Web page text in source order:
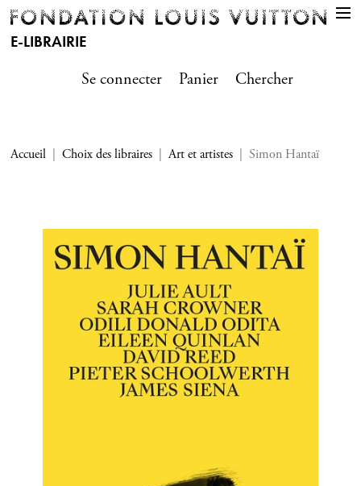
E-LIBRAIRIE
Se connecter
Panier Chercher
Accueil Choix des libraires Art et artistes Simon Hantaï